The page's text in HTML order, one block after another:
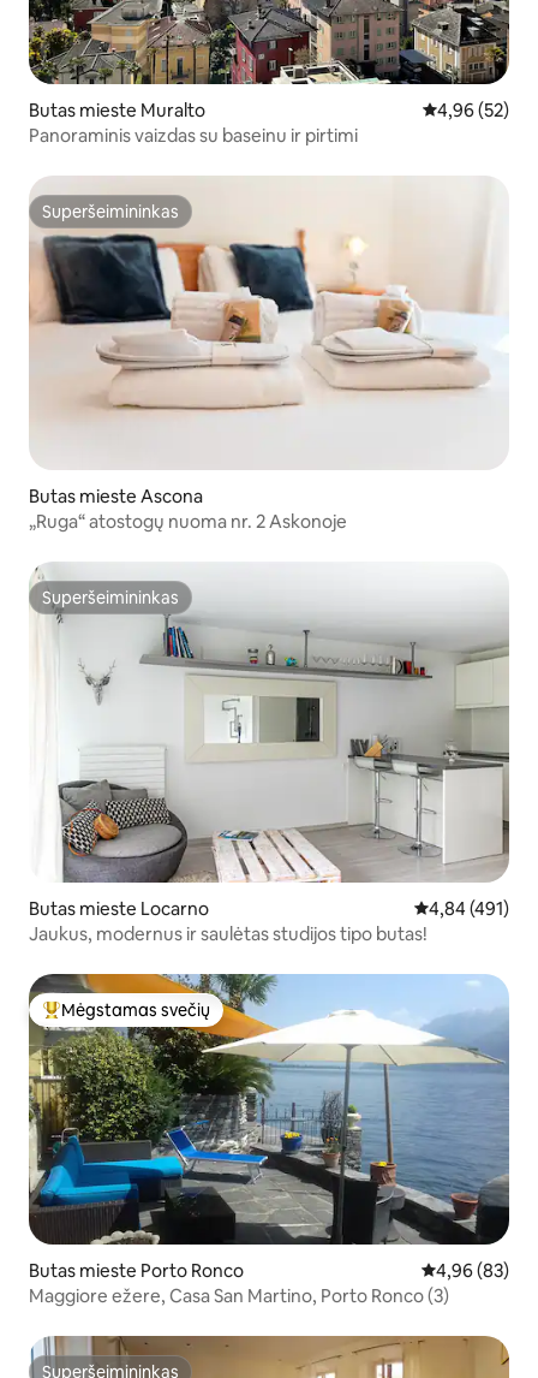
Butas mieste Muralto Vidutinis
4,96 (52)
Panoraminis vaizdas su baseinu ir pirtimi
Superšeimininkas
Superšeimininkas
Butas mieste Ascona
„Ruga“ atostogų nuoma nr. 2 Askonoje
Superšeimininkas
Superšeimininkas
Butas mieste Locarno Vidutinis
4,84 (491)
Jaukus, modernus ir saulėtas studijos tipo butas!
Svečių mėgstamiausias
Mėgstamas svečių
Butas mieste Porto Ronco Vidutinis
4,96 (83)
Maggiore ežere, Casa San Martino, Porto Ronco (3)
Superšeimininkas